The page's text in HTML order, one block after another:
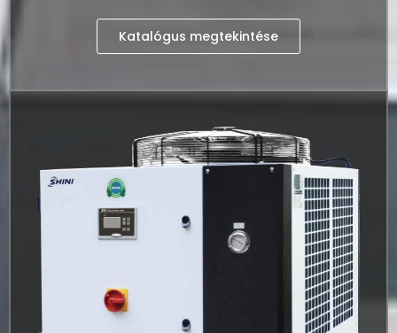
Katalógus megtekintése